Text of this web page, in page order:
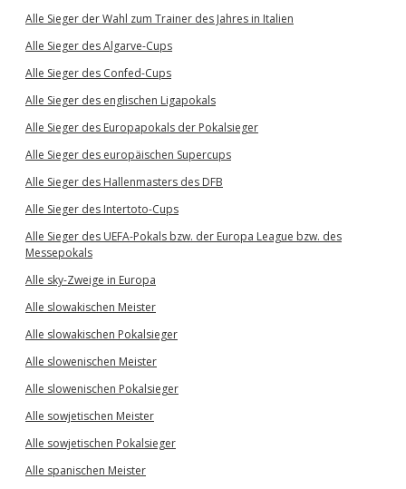
Alle Sieger der Wahl zum Trainer des Jahres in Italien
Alle Sieger des Algarve-Cups
Alle Sieger des Confed-Cups
Alle Sieger des englischen Ligapokals
Alle Sieger des Europapokals der Pokalsieger
Alle Sieger des europäischen Supercups
Alle Sieger des Hallenmasters des DFB
Alle Sieger des Intertoto-Cups
Alle Sieger des UEFA-Pokals bzw. der Europa League bzw. des
Messepokals
Alle sky-Zweige in Europa
Alle slowakischen Meister
Alle slowakischen Pokalsieger
Alle slowenischen Meister
Alle slowenischen Pokalsieger
Alle sowjetischen Meister
Alle sowjetischen Pokalsieger
Alle spanischen Meister